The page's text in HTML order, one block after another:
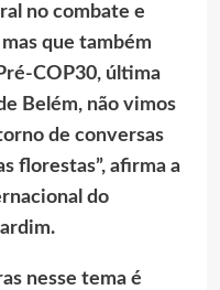
no combate e
que também
COP30, última
Belém, não vimos
de conversas
florestas”, afirma a
do
nesse tema é